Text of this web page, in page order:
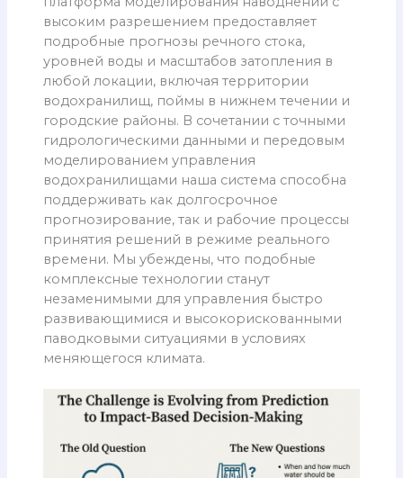
высоким разрешением предоставляет
подробные прогнозы речного стока,
уровней воды и масштабов затопления в
любой локации, включая территории
водохранилищ, поймы в нижнем течении и
городские районы. В сочетании с точными
гидрологическими данными и передовым
моделированием управления
водохранилищами наша система способна
поддерживать как долгосрочное
прогнозирование, так и рабочие процессы
принятия решений в режиме реального
времени. Мы убеждены, что подобные
комплексные технологии станут
незаменимыми для управления быстро
развивающимися и высокорискованными
паводковыми ситуациями в условиях
меняющегося климата.